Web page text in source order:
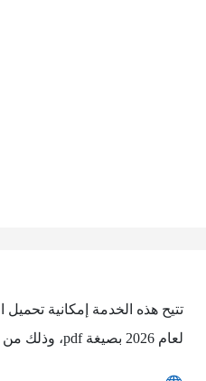
تتيح هذه الخدمة إمكانية
لعام 2026 بصيغة pdf، وذلك من خلال الرابط التالي: